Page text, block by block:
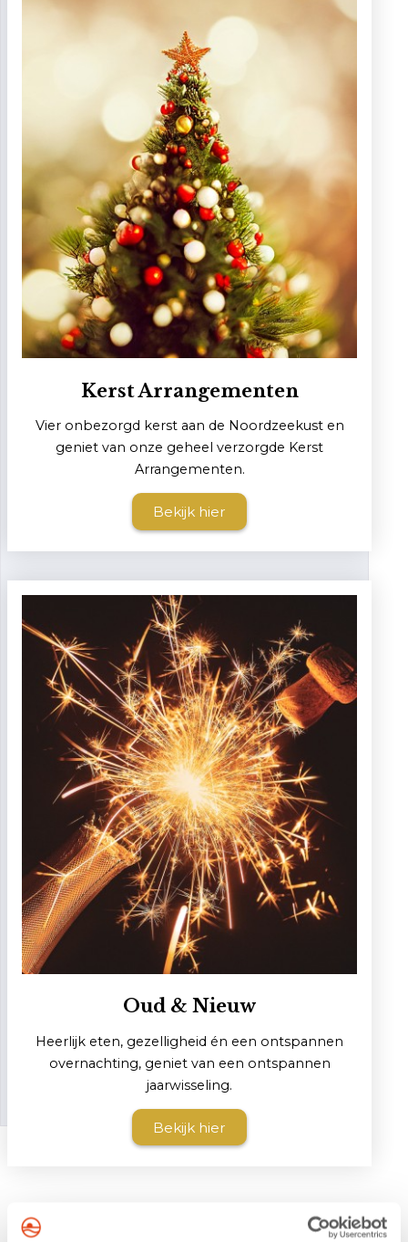
Kerst Arrangementen
Vier onbezorgd kerst aan de Noordzeekust en
geniet van onze geheel verzorgde Kerst
Arrangementen.
Bekijk hier
Oud & Nieuw
Heerlijk eten, gezelligheid én een ontspannen
overnachting, geniet van een ontspannen
jaarwisseling.
Bekijk hier